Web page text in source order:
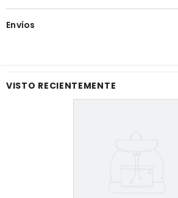
Envíos
VISTO RECIENTEMENTE